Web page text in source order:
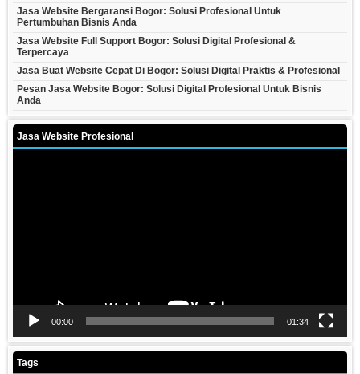
Jasa Website Bergaransi Bogor: Solusi Profesional Untuk
Pertumbuhan Bisnis Anda
Jasa Website Full Support Bogor: Solusi Digital Profesional &
Terpercaya
Jasa Buat Website Cepat Di Bogor: Solusi Digital Praktis & Profesional
Pesan Jasa Website Bogor: Solusi Digital Profesional Untuk Bisnis
Anda
Jasa Website Profesional
00:00 01:34
Tags